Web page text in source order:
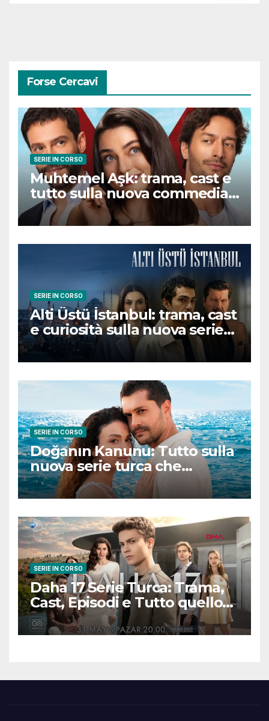
Forse Cercavi
SERIE IN CORSO
Muhtemel Aşk: trama, cast e
tutto sulla nuova commedia
romantica turca che
conquisterà il pubblico
SERIE IN CORSO
Alti Üstü İstanbul: trama, cast
e curiosità sulla nuova serie
turca ambientata a Ziyanker
SERIE IN CORSO
Doğanın Kanunu: Tutto sulla
nuova serie turca che
promette emozioni e colpi di
scena
SERIE IN CORSO
Daha 17 Serie Turca: Trama,
Cast, Episodi e Tutto quello
che Devi Sapere